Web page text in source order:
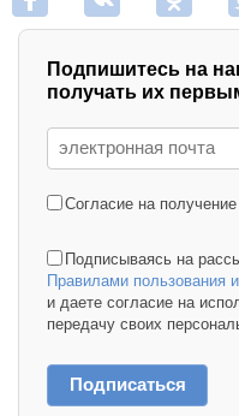
Подпишитесь на
получать их
Согласие на
Подписываясь на
Правилами пользования
и даете согласие на
передачу своих
Подписаться